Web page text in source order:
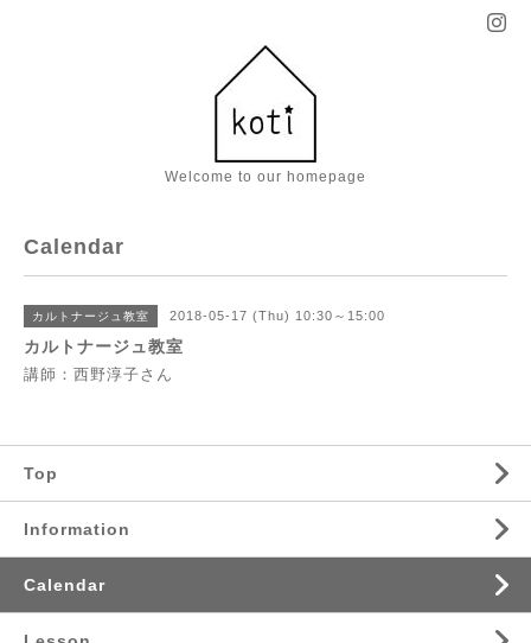
Welcome to our homepage
Calendar
カルトナージュ教室 2018-05-17 (Thu) 10:30～15:00
カルトナージュ教室
講師：西野淳子さん
Top
Information
Calendar